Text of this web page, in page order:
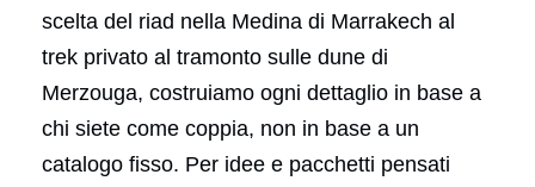
scelta del riad nella Medina di Marrakech al
trek privato al tramonto sulle dune di
Merzouga, costruiamo ogni dettaglio in base a
chi siete come coppia, non in base a un
catalogo fisso. Per idee e pacchetti pensati